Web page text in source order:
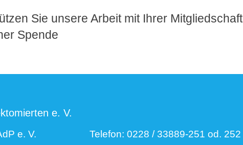
Sie unsere Arbeit mit Ihrer Mitgliedschaft
Spende
e. V.
e. V.
Telefon: 0228 / 33889-251 od. 252